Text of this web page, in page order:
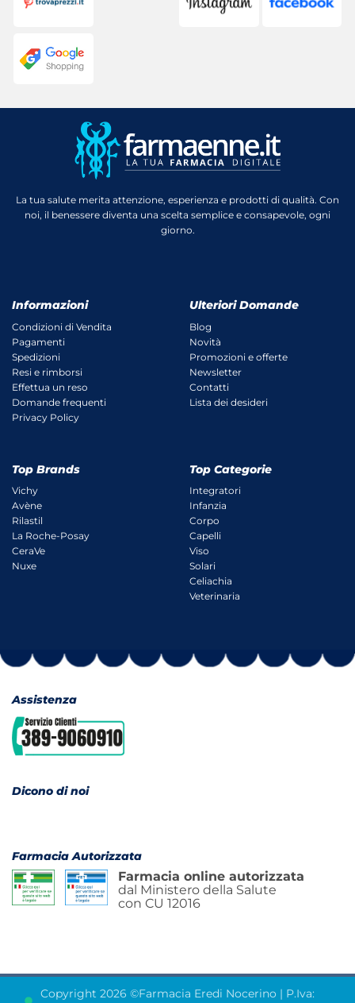
La tua salute merita attenzione, esperienza e prodotti di qualità. Con
noi, il benessere diventa una scelta semplice e consapevole, ogni
giorno.
Informazioni
Condizioni di Vendita
Pagamenti
Spedizioni
Resi e rimborsi
Effettua un reso
Domande frequenti
Privacy Policy
Ulteriori Domande
Blog
Novità
Promozioni e offerte
Newsletter
Contatti
Lista dei desideri
Top Brands
Vichy
Avène
Rilastil
La Roche-Posay
CeraVe
Nuxe
Top Categorie
Integratori
Infanzia
Corpo
Capelli
Viso
Solari
Celiachia
Veterinaria
Assistenza
Dicono di noi
Farmacia Autorizzata
Farmacia online autorizzata
dal Ministero della Salute
con CU 12016
Copyright 2026 ©Farmacia Eredi Nocerino | P.Iva: